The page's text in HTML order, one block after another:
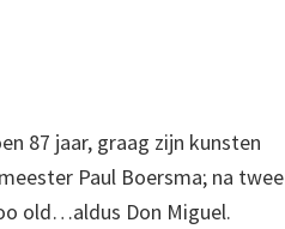
87 jaar, graag zijn kunsten
Paul Boersma; na twee
old…aldus Don Miguel.